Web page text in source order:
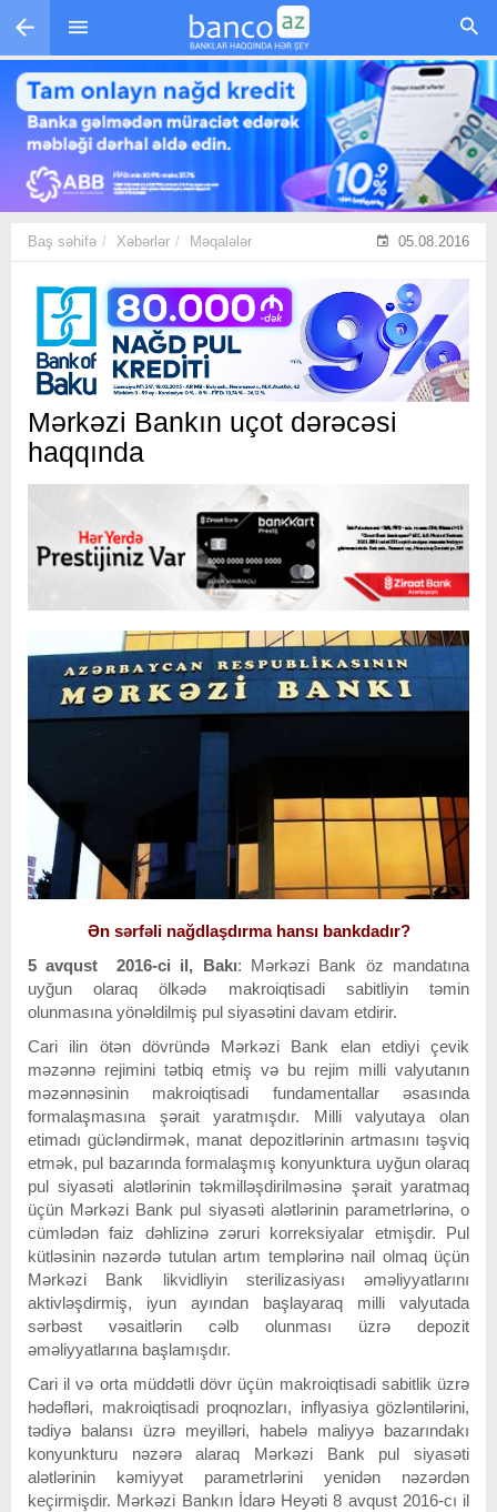
Skip to main content
Baş səhifə Xəbərlər Məqalələr 05.08.2016
Mərkəzi Bankın uçot dərəcəsi
haqqında
Ən sərfəli nağdlaşdırma hansı bankdadır?
5 avqust 2016-ci il, Bakı: Mərkəzi Bank öz mandatına
uyğun olaraq ölkədə makroiqtisadi sabitliyin təmin
olunmasına yönəldilmiş pul siyasətini davam etdirir.
Cari ilin ötən dövründə Mərkəzi Bank elan etdiyi çevik
məzənnə rejimini tətbiq etmiş və bu rejim milli valyutanın
məzənnəsinin makroiqtisadi fundamentallar əsasında
formalaşmasına şərait yaratmışdır. Milli valyutaya olan
etimadı gücləndirmək, manat depozitlərinin artmasını təşviq
etmək, pul bazarında formalaşmış konyunktura uyğun olaraq
pul siyasəti alətlərinin təkmilləşdirilməsinə şərait yaratmaq
üçün Mərkəzi Bank pul siyasəti alətlərinin parametrlərinə, o
cümlədən faiz dəhlizinə zəruri korreksiyalar etmişdir. Pul
kütləsinin nəzərdə tutulan artım templərinə nail olmaq üçün
Mərkəzi Bank likvidliyin sterilizasiyası əməliyyatlarını
aktivləşdirmiş, iyun ayından başlayaraq milli valyutada
sərbəst vəsaitlərin cəlb olunması üzrə depozit
əməliyyatlarına başlamışdır.
Cari il və orta müddətli dövr üçün makroiqtisadi sabitlik üzrə
hədəfləri, makroiqtisadi proqnozları, inflyasiya gözləntilərini,
tədiyə balansı üzrə meyilləri, habelə maliyyə bazarındakı
konyunkturu nəzərə alaraq Mərkəzi Bank pul siyasəti
alətlərinin kəmiyyət parametrlərini yenidən nəzərdən
keçirmişdir. Mərkəzi Bankın İdarə Heyəti 8 avqust 2016-cı il